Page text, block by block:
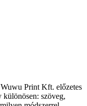
Print Kft. előzetes
szöveg,